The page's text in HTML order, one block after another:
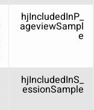
_hjIncludedInP
ageviewSampl
e
_hjIncludedInS
essionSample